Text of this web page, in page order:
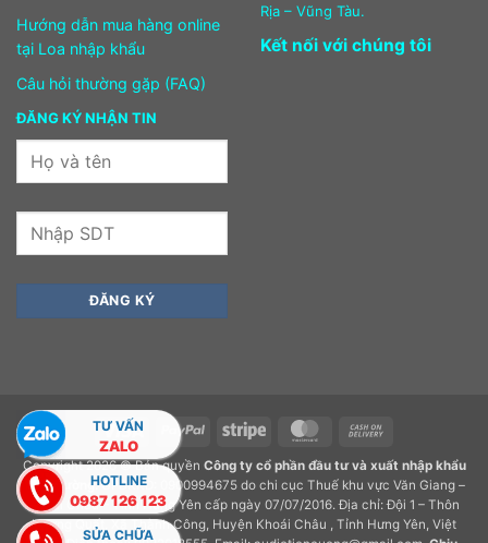
Hướng dẫn mua hàng online
tại Loa nhập khẩu
Câu hỏi thường gặp (FAQ)
ĐĂNG KÝ NHẬN TIN
Rịa – Vũng Tàu.
Kết nối với chúng tôi
PayPal Stripe MasterCard
Delivery
Copyright 2026 © Bản quyền Công ty cổ phần đầu tư và xuất nhập khẩu
Tiến Cường.GPDKKD: 0900994675 do chi cục Thuế khu vực Văn Giang –
Khoái Châu – Tỉnh Hưng Yên cấp ngày 07/07/2016. Địa chỉ: Đội 1 – Thôn
Hương Quất, Xã Thành Công, Huyện Khoái Châu , Tỉnh Hưng Yên, Việt
TƯ VẤN
ZALO
HOTLINE
0987 126 123
SỬA CHỮA